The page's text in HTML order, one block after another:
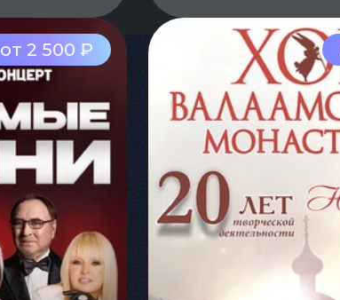
от 2 500 ₽